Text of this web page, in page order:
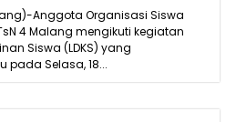
Anggota Organisasi Siswa
4 Malang mengikuti kegiatan
Siswa (LDKS) yang
pada Selasa, 18...